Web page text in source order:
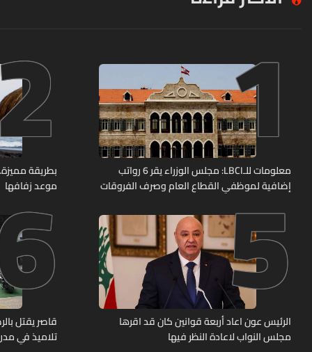
1
معلومات للـLBCI: مجلس الوزراء يقر 6 رواتب
إضافية لموظفي القطاع العام وصرف الفروقات
بطريقة
موعد زفافها
5
الرئيس عون اعاد أربعة قوانين كان قد اقرها
مجلس النواب لاعادة النظر فيها
قاصر يقتل
تلاميذ في